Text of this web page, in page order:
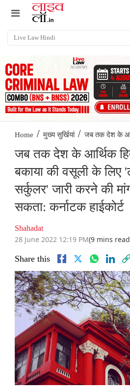
Home / मुख्य सुर्खियां / जब तक देश के
जब तक देश के आर्थिक
बकाया की वसूली के
सर्कुलर' जारी करने की
सकता: कर्नाटक हाईकोर्ट
Shahadat
28 June 2022 12:19 PM(9 mins
Share this